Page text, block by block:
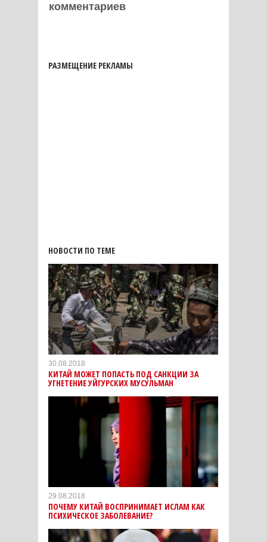
комментариев
РАЗМЕЩЕНИЕ РЕКЛАМЫ
НОВОСТИ ПО ТЕМЕ
30.08.2018
КИТАЙ МОЖЕТ ПОПАСТЬ ПОД САНКЦИИ ЗА
УГНЕТЕНИЕ УЙГУРСКИХ МУСУЛЬМАН
29.08.2018
ПОЧЕМУ КИТАЙ ВОСПРИНИМАЕТ ИСЛАМ КАК
ПСИХИЧЕСКОЕ ЗАБОЛЕВАНИЕ?